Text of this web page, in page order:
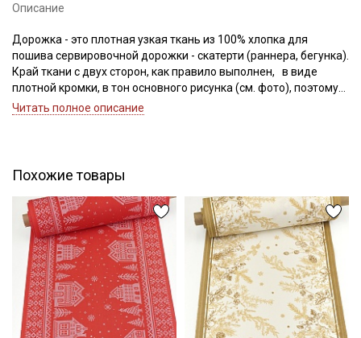
Описание
Дорожка - это плотная узкая ткань из 100% хлопка для
пошива сервировочной дорожки - скатерти (раннера, бегунка).
Край ткани с двух сторон, как правило выполнен, в виде
плотной кромки, в тон основного рисунка (см. фото), поэтому
при пошиве сервировочной дорожки, кромку можно не
Ткань дает усадку до 6% перед пошивом рекомендуется
постирать отрез при температуре дальнейших стирок, не
выше 40C для исключения усадки после стирки уже в готовом
изделии.
Уход:
- стирка до 40C
- запрещены отбеливатели для цветных тканей
- сушить в подвешенном и расправленном состоянии
- гладить рекомендуется с изнаночной стороны.
Цветопередача (тон) может отличаться от оригинального
цвета ткани в зависимости от настроек вашего монитора и в
Читать полное описание
Похожие товары